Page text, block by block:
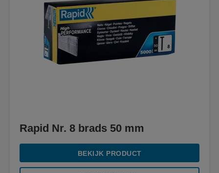
Rapid Nr. 8 brads 50 mm
BEKIJK PRODUCT